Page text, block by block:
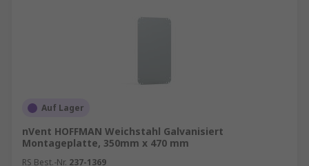
Auf Lager
nVent HOFFMAN Weichstahl Galvanisiert
Montageplatte, 350mm x 470 mm
RS Best.-Nr. 237-1369